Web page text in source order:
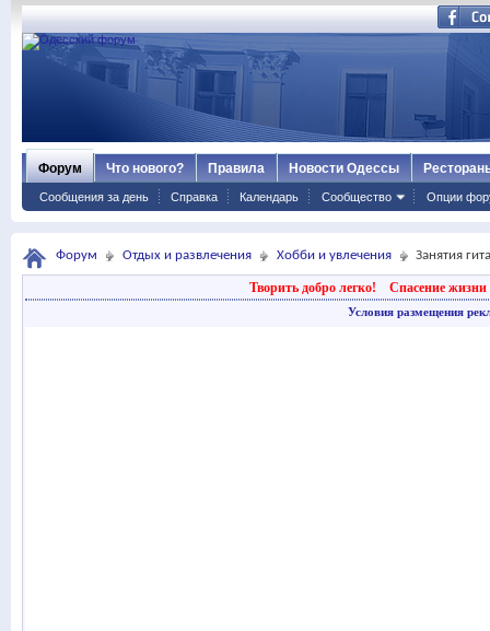
Форум
Сообщения за день Справка Календарь Сообщество Опции
Что нового? Правила Новости Одессы
Форум Отдых и развлечения Хобби и увлечения Занятия
Творить добро легко! Спасение жизни
Условия размещения